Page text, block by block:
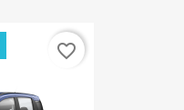
favorite_border